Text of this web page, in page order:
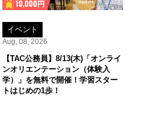
イベント
Aug, 08, 2026
【TAC公務員】8/13(木)「オンライ
ンオリエンテーション（体験入
学）」を無料で開催！学習スター
トはじめの1歩！